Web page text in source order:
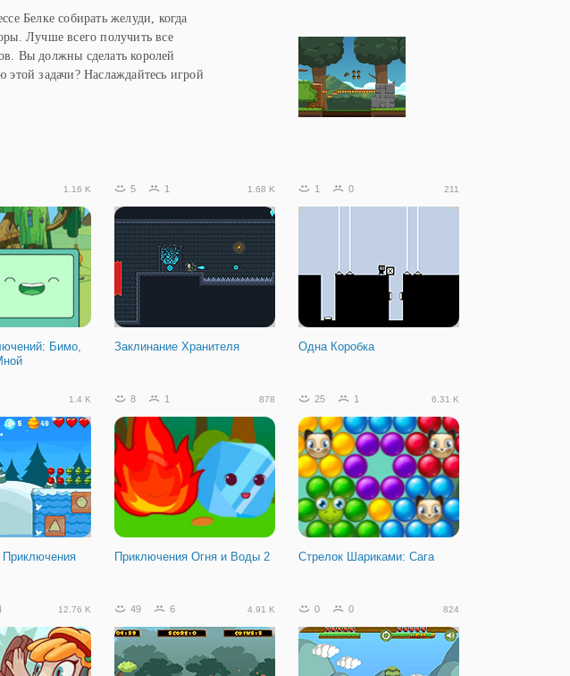
Белке собирать желуди, когда
Лучше всего получить все
Вы должны сделать королей
задачи? Наслаждайтесь игрой
1.16 K
Бимо,
5 1 1.68 K
Заклинание Хранителя
1 0 211
Одна Коробка
1.4 K 8 1 878
Приключения Огня и Воды 2
25 1 6.31 K
Стрелок Шариками: Сага
12.76 K 49 6 4.91 K 0 0 824